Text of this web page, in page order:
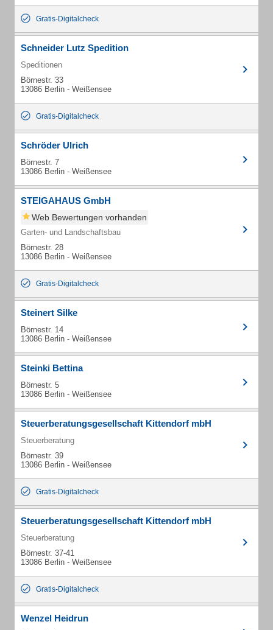
Gratis-Digitalcheck
Schneider Lutz Spedition
Speditionen
Börnestr. 33
13086 Berlin - Weißensee
Gratis-Digitalcheck
Schröder Ulrich
Börnestr. 7
13086 Berlin - Weißensee
STEIGAHAUS GmbH
Web Bewertungen vorhanden
Garten- und Landschaftsbau
Börnestr. 28
13086 Berlin - Weißensee
Gratis-Digitalcheck
Steinert Silke
Börnestr. 14
13086 Berlin - Weißensee
Steinki Bettina
Börnestr. 5
13086 Berlin - Weißensee
Steuerberatungsgesellschaft Kittendorf mbH
Steuerberatung
Börnestr. 39
13086 Berlin - Weißensee
Gratis-Digitalcheck
Steuerberatungsgesellschaft Kittendorf mbH
Steuerberatung
Börnestr. 37-41
13086 Berlin - Weißensee
Gratis-Digitalcheck
Wenzel Heidrun